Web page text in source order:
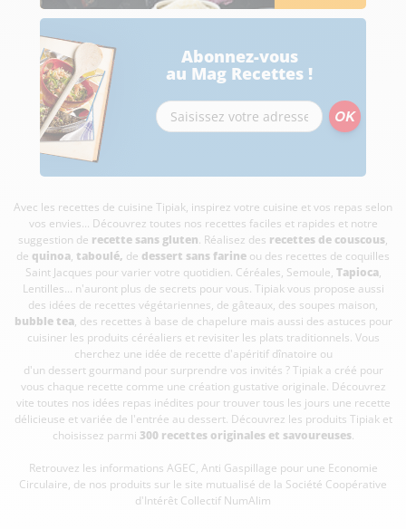
Abonnez-vous
au Mag Recettes !
Avec les recettes de cuisine Tipiak, inspirez votre cuisine et vos repas selon
vos envies... Découvrez toutes nos recettes faciles et rapides et notre
suggestion de recette sans gluten. Réalisez des recettes de couscous,
de quinoa, taboulé, de dessert sans farine ou des recettes de coquilles
Saint Jacques pour varier votre quotidien. Céréales, Semoule, Tapioca,
Lentilles... n'auront plus de secrets pour vous. Tipiak vous propose aussi
des idées de recettes végétariennes, de gâteaux, des soupes maison,
bubble tea, des recettes à base de chapelure mais aussi des astuces pour
cuisiner les produits céréaliers et revisiter les plats traditionnels. Vous
cherchez une idée de recette d'apéritif dînatoire ou
d'un dessert gourmand pour surprendre vos invités ? Tipiak a créé pour
vous chaque recette comme une création gustative originale. Découvrez
vite toutes nos idées repas inédites pour trouver tous les jours une recette
délicieuse et variée de l'entrée au dessert. Découvrez les produits Tipiak et
choisissez parmi 300 recettes originales et savoureuses.
Retrouvez les informations AGEC, Anti Gaspillage pour une Economie
Circulaire, de nos produits sur le site mutualisé de la Société Coopérative
d'Intérêt Collectif NumAlim